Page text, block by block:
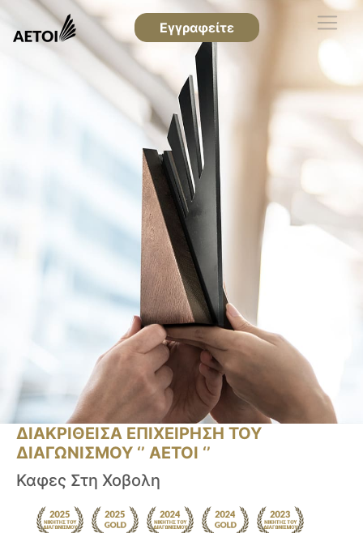
Εγγραφείτε
ΔΙΑΚΡΙΘΕΙΣΑ ΕΠΙΧΕΙΡΗΣΗ ΤΟΥ
ΔΙΑΓΩΝΙΣΜΟΥ ‘’ ΑΕΤΟΙ ‘’
Καφες Στη Χοβολη